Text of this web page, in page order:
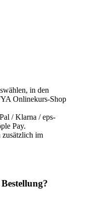
in den
Onlinekurs-Shop
/ Klarna / eps-
Pay.
zusätzlich im